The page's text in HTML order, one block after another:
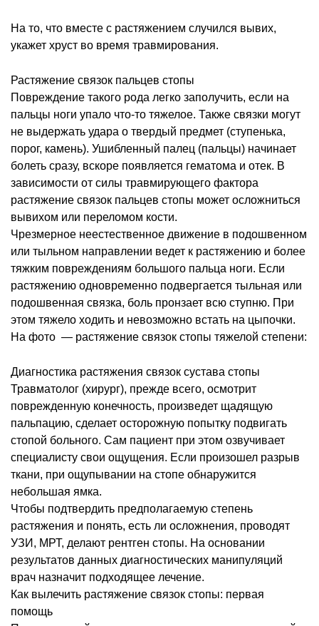
На то, что вместе с растяжением случился вывих,
укажет хруст во время травмирования.
Растяжение связок пальцев стопы
Повреждение такого рода легко заполучить, если на
пальцы ноги упало что-то тяжелое. Также связки могут
не выдержать удара о твердый предмет (ступенька,
порог, камень). Ушибленный палец (пальцы) начинает
болеть сразу, вскоре появляется гематома и отек. В
зависимости от силы травмирующего фактора
растяжение связок пальцев стопы может осложниться
вывихом или переломом кости.
Чрезмерное неестественное движение в подошвенном
или тыльном направлении ведет к растяжению и более
тяжким повреждениям большого пальца ноги. Если
растяжению одновременно подвергается тыльная или
подошвенная связка, боль пронзает всю ступню. При
этом тяжело ходить и невозможно встать на цыпочки.
На фото — растяжение связок стопы тяжелой степени:
Диагностика растяжения связок сустава стопы
Травматолог (хирург), прежде всего, осмотрит
поврежденную конечность, произведет щадящую
пальпацию, сделает осторожную попытку подвигать
стопой больного. Сам пациент при этом озвучивает
специалисту свои ощущения. Если произошел разрыв
ткани, при ощупывании на стопе обнаружится
небольшая ямка.
Чтобы подтвердить предполагаемую степень
растяжения и понять, есть ли осложнения, проводят
УЗИ, МРТ, делают рентген стопы. На основании
результатов данных диагностических манипуляций
врач назначит подходящее лечение.
Как вылечить растяжение связок стопы: первая
помощь